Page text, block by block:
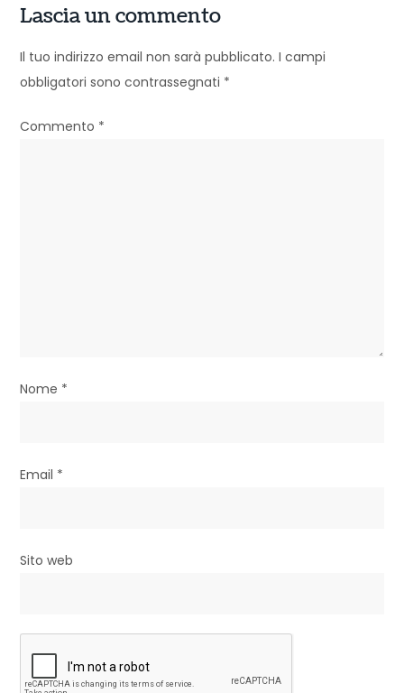
z
i
o
n
o
Lascia un commento
Il tuo indirizzo email non sarà pubblicato. I campi
obbligatori sono contrassegnati *
Commento *
Nome *
Email *
Sito web